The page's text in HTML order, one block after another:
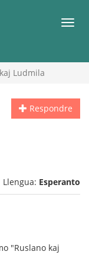
Ludmila
Respondre
Llengua: Esperanto
"Ruslano kaj